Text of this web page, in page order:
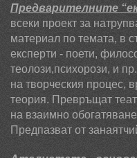
Предварителните
всеки проект за
материал по темата, в
експерти - поети,
теолози,психорози, и
на творческия процес,
теория. Превръщат
на взаимно
Предпазват от